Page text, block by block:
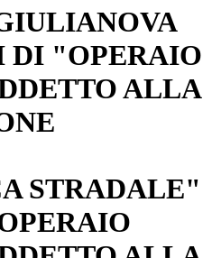
DI "OPERAIO
ALLA
STRADALE"